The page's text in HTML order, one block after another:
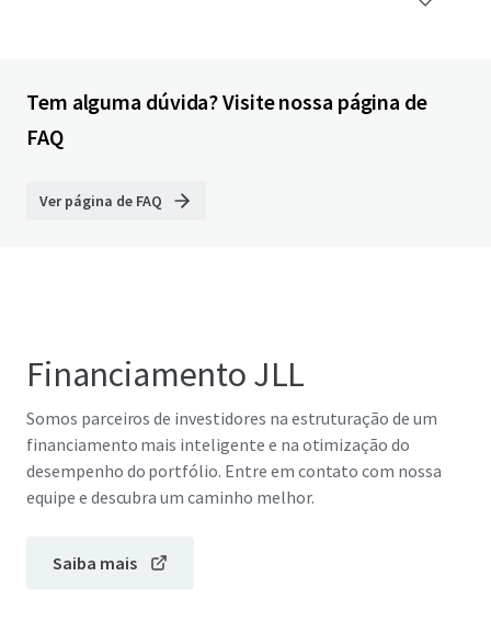
Tem alguma dúvida? Visite nossa página de
FAQ
Ver página de FAQ
Financiamento JLL
Somos parceiros de investidores na estruturação de um
financiamento mais inteligente e na otimização do
desempenho do portfólio. Entre em contato com nossa
equipe e descubra um caminho melhor.
Saiba mais